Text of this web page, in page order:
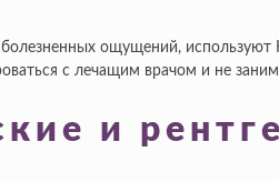
ощущений,
с лечащим врачом и не
и